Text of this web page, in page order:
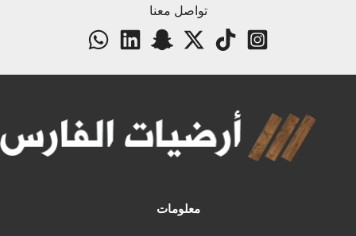
تواصل معنا
معلومات